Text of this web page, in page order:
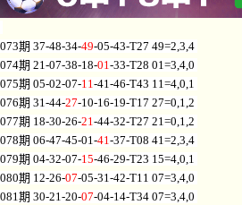
073期 37-48-34-49-05-43-T27 49=2,3,4
074期 21-07-38-18-01-33-T28 01=3,4,0
075期 05-02-07-11-41-46-T43 11=4,0,1
076期 31-44-27-10-16-19-T17 27=0,1,2
077期 18-30-26-21-44-32-T27 21=0,1,2
078期 06-47-45-01-41-37-T08 41=2,3,4
079期 04-32-07-15-46-29-T23 15=4,0,1
080期 12-26-07-05-31-42-T11 07=3,4,0
081期 30-21-20-07-04-14-T34 07=3,4,0